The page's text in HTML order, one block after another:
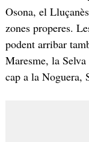
Osona, el
zones properes.
podent arribar
Maresme, la
cap a la Noguera,